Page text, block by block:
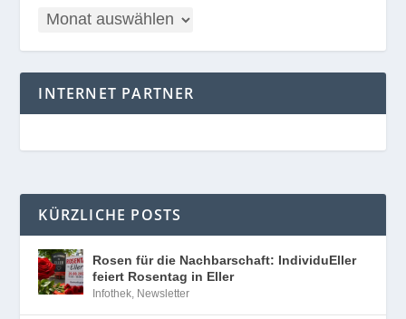
INTERNET PARTNER
KÜRZLICHE POSTS
Rosen für die Nachbarschaft: IndividuEller
feiert Rosentag in Eller
Infothek Newsletter